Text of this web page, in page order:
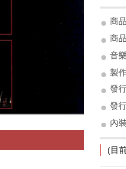
商
商
音
製
發
發
內
(目